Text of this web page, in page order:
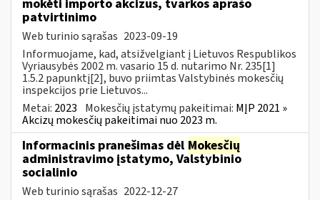
mokėti importo akcizus, tvarkos aprašo
patvirtinimo
Web turinio sąrašas 2023-09-19
Informuojame, kad, atsižvelgiant į Lietuvos Respublikos
Vyriausybės 2002 m. vasario 15 d. nutarimo Nr. 235[1]
1.5.2 papunktį[2], buvo priimtas Valstybinės mokesčių
inspekcijos prie Lietuvos...
Metai: 2023 Mokesčių įstatymų pakeitimai: MĮP 2021 »
Akcizų mokesčių pakeitimai nuo 2023 m.
Informacinis pranešimas dėl Mokesčių
administravimo įstatymo, Valstybinio
socialinio
Web turinio sąrašas 2022-12-27